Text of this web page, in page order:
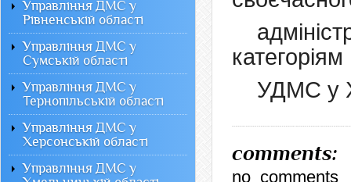
УДМС у
comments:
no_comments
Управління ДМС у
Рівненській області
Управління ДМС у
Сумській області
Управління ДМС у
Тернопільській області
Управління ДМС у
Херсонській області
Управління ДМС у